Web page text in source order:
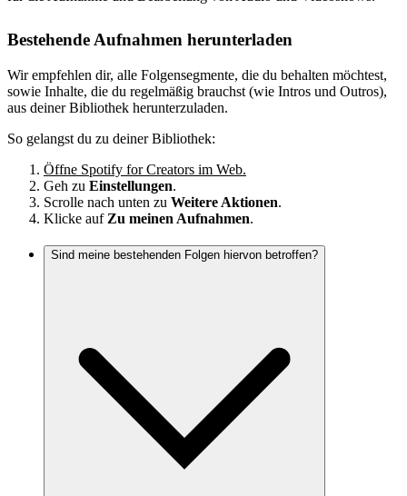
Bestehende Aufnahmen herunterladen
Wir empfehlen dir, alle Folgensegmente, die du behalten möchtest,
sowie Inhalte, die du regelmäßig brauchst (wie Intros und Outros),
aus deiner Bibliothek herunterzuladen.
So gelangst du zu deiner Bibliothek:
Öffne Spotify for Creators im Web.
Geh zu Einstellungen.
Scrolle nach unten zu Weitere Aktionen.
Klicke auf Zu meinen Aufnahmen.
Sind meine bestehenden Folgen hiervon betroffen?